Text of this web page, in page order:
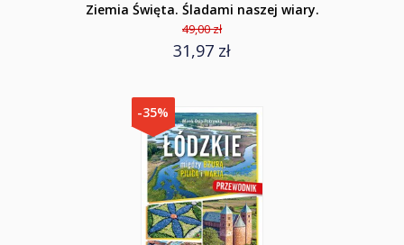
Ziemia Święta. Śladami naszej wiary.
49,00 zł
31,97 zł
-35%